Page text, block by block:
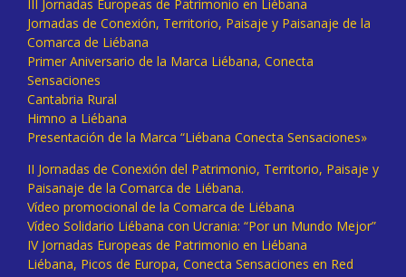
III Jornadas Europeas de Patrimonio en Liébana
Jornadas de Conexión, Territorio, Paisaje y Paisanaje de la
Comarca de Liébana
Primer Aniversario de la Marca Liébana, Conecta
Sensaciones
Cantabria Rural
Himno a Liébana
Presentación de la Marca “Liébana Conecta Sensaciones»
II Jornadas de Conexión del Patrimonio, Territorio, Paisaje y
Paisanaje de la Comarca de Liébana.
Vídeo promocional de la Comarca de Liébana
Vídeo Solidario Liébana con Ucrania: “Por un Mundo Mejor”
IV Jornadas Europeas de Patrimonio en Liébana
Liébana, Picos de Europa, Conecta Sensaciones en Red